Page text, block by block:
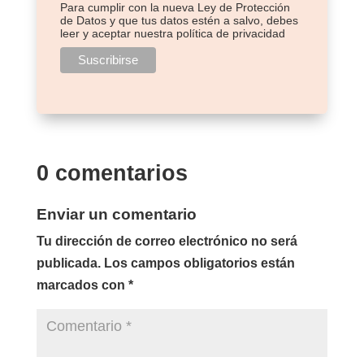
Para cumplir con la nueva Ley de Protección
de Datos y que tus datos estén a salvo, debes
leer y aceptar nuestra política de privacidad
0 comentarios
Enviar un comentario
Tu dirección de correo electrónico no será
publicada. Los campos obligatorios están
marcados con *